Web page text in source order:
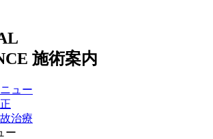
施術案内
ュー
治療
ー